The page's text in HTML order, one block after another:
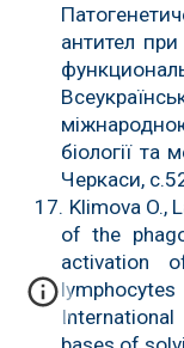
антител
біології
Черкаси,
17. Klimova O.,
of the
activation
lymphocytes